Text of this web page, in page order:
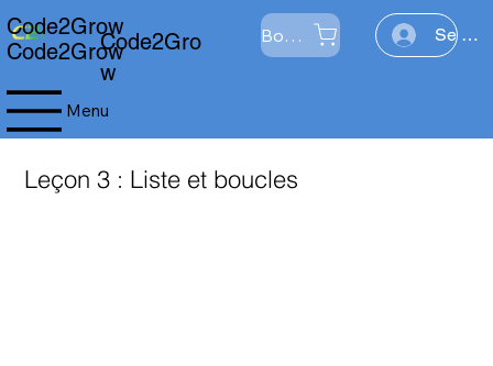
Code2Gro
w
Boutique Se
Menu
Code2Grow
Code2Grow
Leçon 3 : Liste et boucles